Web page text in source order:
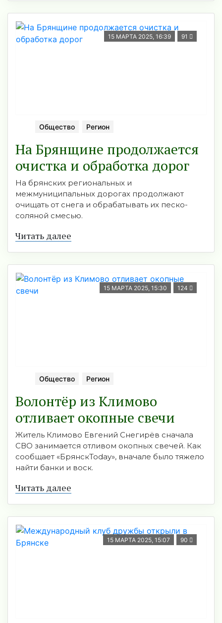
15 МАРТА 2025, 16:39 91
Общество Регион
На Брянщине продолжается
очистка и обработка дорог
На брянских региональных и
межмуниципальных дорогах продолжают
очищать от снега и обрабатывать их песко-
соляной смесью.
Читать далее
15 МАРТА 2025, 15:30 124
Общество Регион
Волонтёр из Климово
отливает окопные свечи
Житель Климово Евгений Снегирёв сначала
СВО занимается отливом окопных свечей. Как
сообщает «БрянскToday», вначале было тяжело
найти банки и воск.
Читать далее
15 МАРТА 2025, 15:07 90